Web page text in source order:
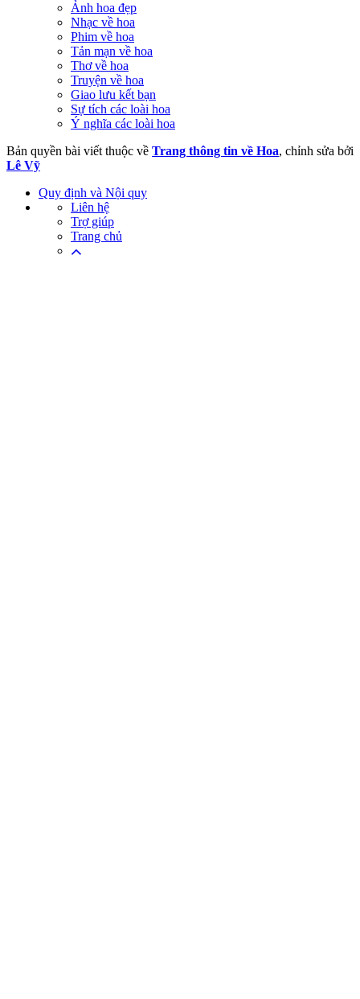
Ảnh hoa đẹp
Nhạc về hoa
Phim về hoa
Tản mạn về hoa
Thơ về hoa
Truyện về hoa
Giao lưu kết bạn
Sự tích các loài hoa
Ý nghĩa các loài hoa
Bản quyền bài viết thuộc về Trang thông tin về Hoa, chỉnh sửa bởi
Lê Vỹ
Quy định và Nội quy
Liên hệ
Trợ giúp
Trang chủ